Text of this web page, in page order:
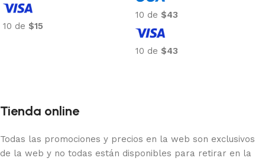
10 de $15
10 de $43
10 de $43
Tienda online
Todas las promociones y precios en la web son exclusivos
de la web y no todas están disponibles para retirar en la